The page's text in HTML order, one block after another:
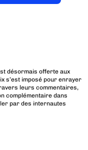
désormais offerte aux
s’est imposé pour enrayer
leurs commentaires,
complémentaire dans
par des internautes